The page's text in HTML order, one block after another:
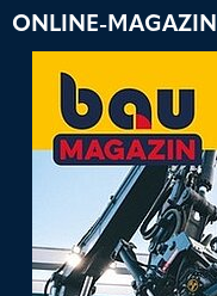
ONLINE-MAGAZIN